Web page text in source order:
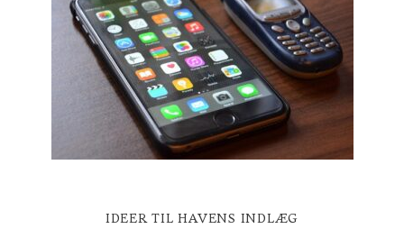
IDEER TIL HAVENS INDLÆG